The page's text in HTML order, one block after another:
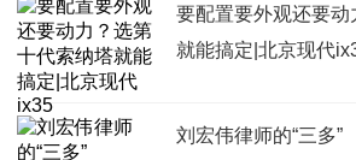
要配置要外观还要
就能搞定|北京现代
刘宏伟律师的“三多”